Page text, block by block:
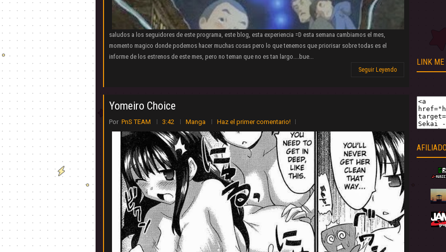
saludos a los seguidores de este programa, este blog, esta experiencia =D esta semana cambiamos el mes,
momento magico donde podemos hacer muchas cosas pero lo que tenemos que priorisar sobre todas es el
informe de los estrenos de este mes, pero no teman que no es tan largo....bue...
Seguir Leyendo
Yomeiro Choice
Por PnS TEAM 3:42 Manga Haz el primer comentario!
LINK ME